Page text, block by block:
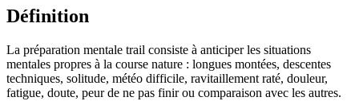
Définition
La préparation mentale trail consiste à anticiper les situations
mentales propres à la course nature : longues montées, descentes
techniques, solitude, météo difficile, ravitaillement raté, douleur,
fatigue, doute, peur de ne pas finir ou comparaison avec les autres.